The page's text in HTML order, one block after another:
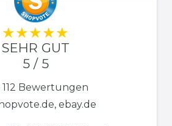
SEHR GUT
5 / 5
112 Bewertungen
ebay.de